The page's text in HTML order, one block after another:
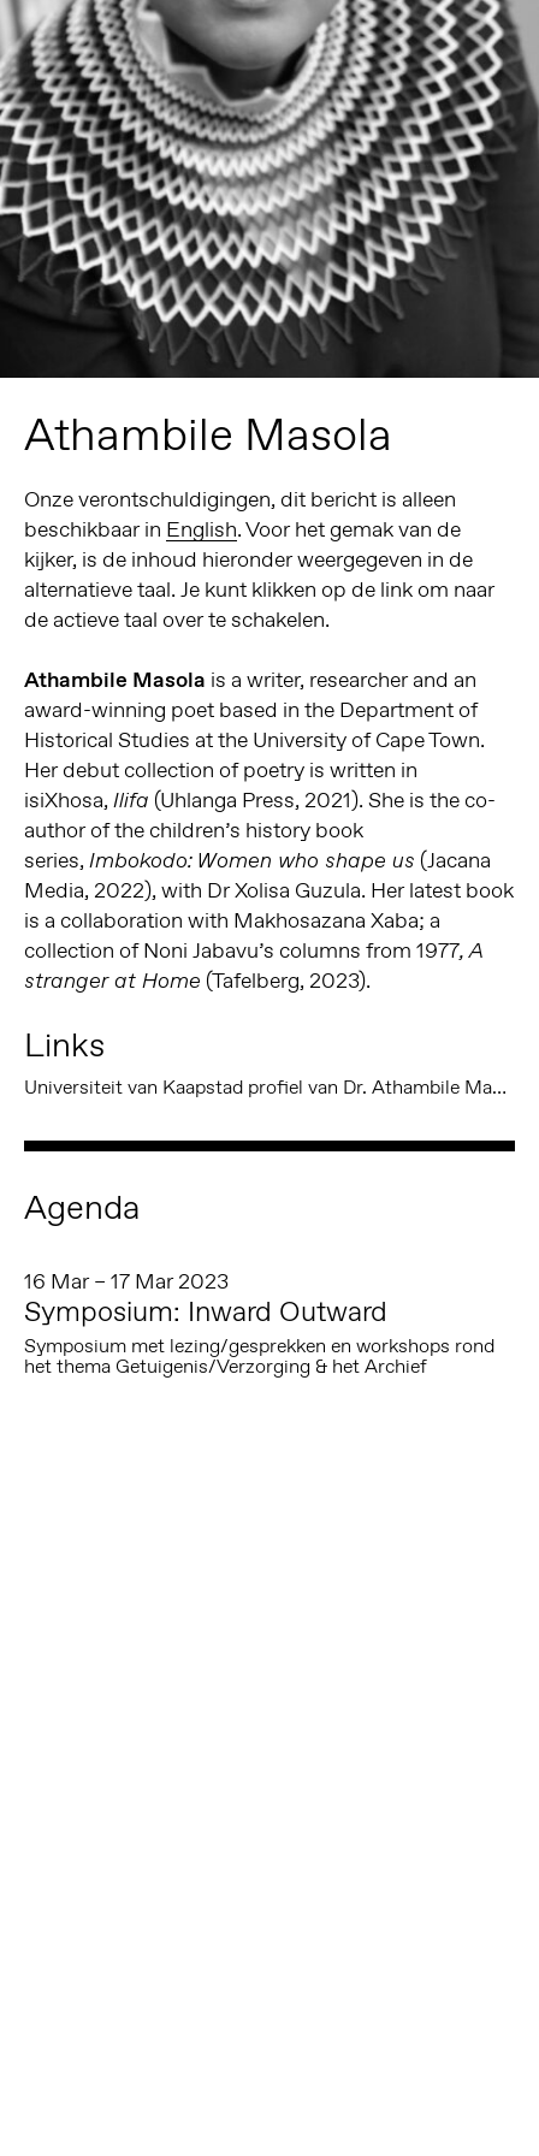
Athambile Masola
Onze verontschuldigingen, dit bericht is alleen
beschikbaar in English. Voor het gemak van de
kijker, is de inhoud hieronder weergegeven in de
alternatieve taal. Je kunt klikken op de link om naar
de actieve taal over te schakelen.
Athambile Masola is a writer, researcher and an
award-winning poet based in the Department of
Historical Studies at the University of Cape Town.
Her debut collection of poetry is written in
isiXhosa, Ilifa (Uhlanga Press, 2021). She is the co-
author of the children’s history book
series, Imbokodo: Women who shape us (Jacana
Media, 2022), with Dr Xolisa Guzula. Her latest book
is a collaboration with Makhosazana Xaba; a
collection of Noni Jabavu’s columns from 1977, A
stranger at Home (Tafelberg, 2023).
Links
Universiteit van Kaapstad profiel van Dr. Athambile Masola
Agenda
16 Mar – 17 Mar 2023
Symposium: Inward Outward
Symposium met lezing/gesprekken en workshops rond
het thema Getuigenis/Verzorging & het Archief